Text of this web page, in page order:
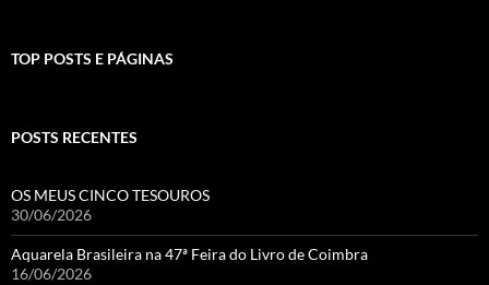
TOP POSTS E PÁGINAS
POSTS RECENTES
OS MEUS CINCO TESOUROS
30/06/2026
Aquarela Brasileira na 47ª Feira do Livro de Coimbra
16/06/2026